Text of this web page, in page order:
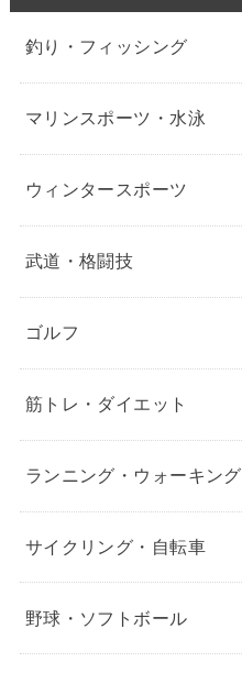
釣り・フィッシング
マリンスポーツ・水泳
ウィンタースポーツ
武道・格闘技
ゴルフ
筋トレ・ダイエット
ランニング・ウォーキング
サイクリング・自転車
野球・ソフトボール